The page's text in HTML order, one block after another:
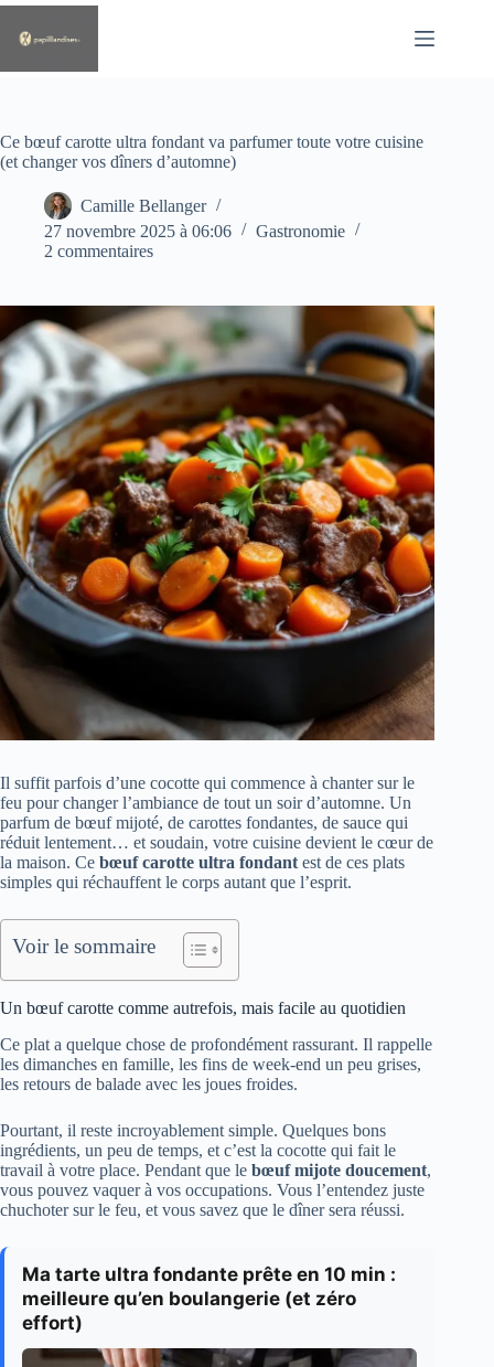
Passer
contenu
Ce bœuf carotte ultra fondant va parfumer toute votre cuisine
(et changer vos dîners d’automne)
Camille Bellanger
27 novembre 2025 à 06:06
Gastronomie
2 commentaires
Il suffit parfois d’une cocotte qui commence à chanter sur le
feu pour changer l’ambiance de tout un soir d’automne. Un
parfum de bœuf mijoté, de carottes fondantes, de sauce qui
réduit lentement… et soudain, votre cuisine devient le cœur de
la maison. Ce bœuf carotte ultra fondant est de ces plats
simples qui réchauffent le corps autant que l’esprit.
Voir le sommaire
Un bœuf carotte comme autrefois, mais facile au quotidien
Ce plat a quelque chose de profondément rassurant. Il rappelle
les dimanches en famille, les fins de week-end un peu grises,
les retours de balade avec les joues froides.
Pourtant, il reste incroyablement simple. Quelques bons
ingrédients, un peu de temps, et c’est la cocotte qui fait le
travail à votre place. Pendant que le bœuf mijote doucement,
vous pouvez vaquer à vos occupations. Vous l’entendez juste
chuchoter sur le feu, et vous savez que le dîner sera réussi.
Ma tarte ultra fondante prête en 10 min :
meilleure qu’en boulangerie (et zéro
effort)